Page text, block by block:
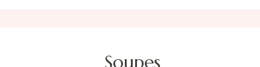
Soupes